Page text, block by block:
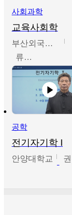
사회과학
교육사회학
부산외국어대학교
류영철
공학
전기자기학 I
안양대학교